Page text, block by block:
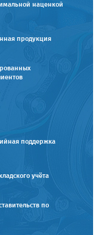
наценкой
продукция
поддержка
учёта
по